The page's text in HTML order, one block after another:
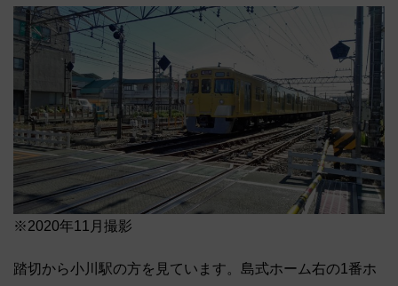
※2020年11月撮影
踏切から小川駅の方を見ています。島式ホーム右の1番ホ